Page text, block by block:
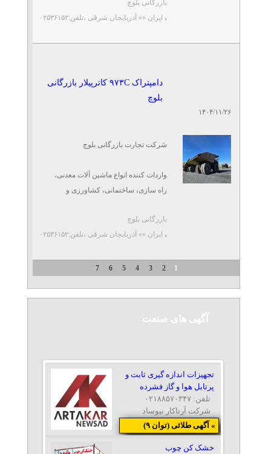
تلفن: ۰۲۱۸۸۴۳۵۱۲۴
صفر تا صد ترخیص و امور گمرکی
خدمات پس از فروش و تامین قطعات ...
بازرگانی بلوچ
، ایران »» آذربایجان شرقی ،تلفن:۰۲۵۳۶۱۵۲
۱۴۰۴/۱۱/۲۶
دامپتراک ۹۷۳C کاترپیلار بازرگانی
بلوچ
شرکت تجارت بازرگانی بلوچ
واردات کننده انواع ماشین آلات معدنی،
راه سازی، ساختمانی، کشاورزی و
ژنراتور، بیل مکانیکی، مینی بیل مکانیکی،
لودر، ...
بازرگانی بلوچ
، ایران »» آذربایجان شرقی ،تلفن:۰۲۵۳۶۱۵۲
1
2
3
4
5
6
7
آگهی های صنعت
تجهیزات اندازه گیری ثابت و
پرتابل هوا و گاز فشرده
شرکت آرتاکار نیوساد
تلفن: ۰۲۱۸۸۵۷۰۳۴۷
» آگهی طلائی (توان ۹)
خشک کن چوب